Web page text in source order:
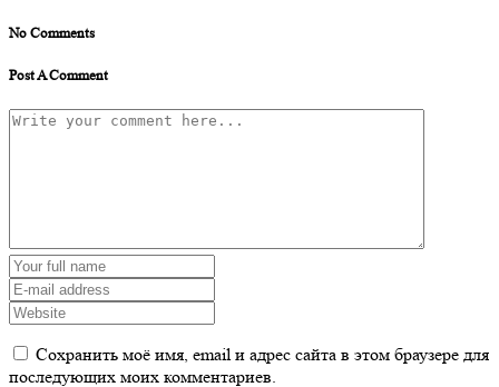
No Comments
Post A Comment
Сохранить моё имя, email и адрес сайта в этом браузере для
последующих моих комментариев.